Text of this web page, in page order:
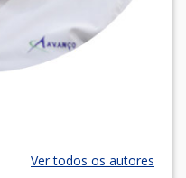
Ver todos os autores